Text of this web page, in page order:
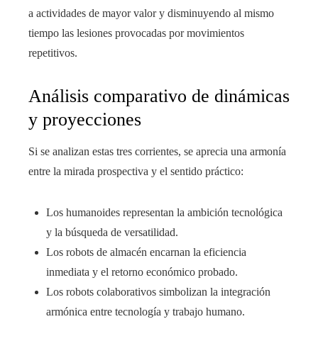
a actividades de mayor valor y disminuyendo al mismo
tiempo las lesiones provocadas por movimientos
repetitivos.
Análisis comparativo de dinámicas
y proyecciones
Si se analizan estas tres corrientes, se aprecia una armonía
entre la mirada prospectiva y el sentido práctico:
Los humanoides representan la ambición tecnológica
y la búsqueda de versatilidad.
Los robots de almacén encarnan la eficiencia
inmediata y el retorno económico probado.
Los robots colaborativos simbolizan la integración
armónica entre tecnología y trabajo humano.